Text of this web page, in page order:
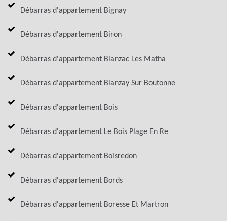
Débarras d'appartement Bignay
Débarras d'appartement Biron
Débarras d'appartement Blanzac Les Matha
Débarras d'appartement Blanzay Sur Boutonne
Débarras d'appartement Bois
Débarras d'appartement Le Bois Plage En Re
Débarras d'appartement Boisredon
Débarras d'appartement Bords
Débarras d'appartement Boresse Et Martron